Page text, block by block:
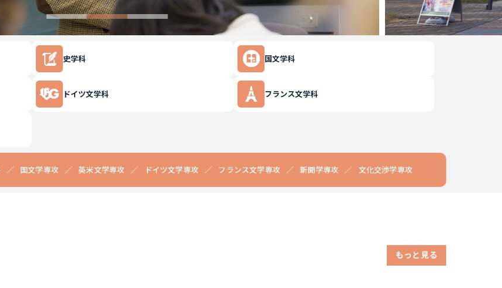
史学科 国文学科
ドイツ文学科 フランス文学科
国文学専攻 英米文学専攻 ドイツ文学専攻 フランス文学専攻 新聞学専攻 文化交渉学専攻
もっと見る